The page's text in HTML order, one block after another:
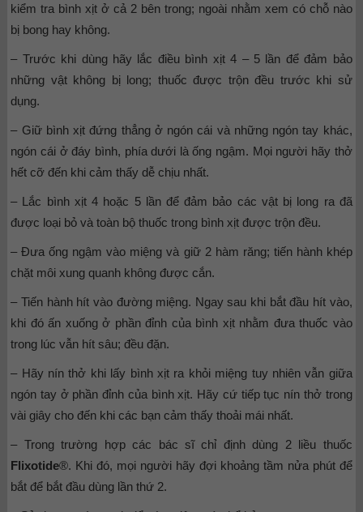
kiểm tra bình xịt ở cả 2 bên trong; ngoài nhằm xem có chỗ nào
bị bong hay không.
– Trước khi dùng hãy lắc điều bình xịt 4 – 5 lần để đảm bảo
những vật không bị long; thuốc được trộn đều trước khi sử
dụng.
– Giữ bình xịt đứng thẳng ở ngón cái và những ngón tay khác,
ngón cái ở đáy bình, phía dưới là ống ngậm. Mọi người hãy thở
hết cỡ đến khi cảm thấy dễ chịu nhất.
– Lắc bình xịt 4 hoặc 5 lần để đảm bảo các vật bị long ra đã
được loại bỏ và toàn bộ thuốc trong bình xịt được trộn đều.
– Đưa ống ngậm vào miệng và giữ 2 hàm răng; tiến hành khép
chặt môi xung quanh không được cắn.
– Tiến hành hít vào đường miệng. Ngay sau khi bắt đầu hít vào,
khi đó ấn xuống ở phần đỉnh của bình xịt nhằm đưa thuốc vào
trong lúc vẫn hít sâu; đều đặn.
– Hãy nín thở khi lấy bình xịt ra khỏi miệng tuy nhiên vẫn giữa
ngón tay ở phần đỉnh của bình xịt. Hãy cứ tiếp tục nín thở trong
vài giây cho đến khi các bạn cảm thấy thoải mái nhất.
– Trong trường hợp các bác sĩ chỉ định dùng 2 liều thuốc
Flixotide®. Khi đó, mọi người hãy đợi khoảng tầm nửa phút để
bắt để bắt đầu dùng lần thứ 2.